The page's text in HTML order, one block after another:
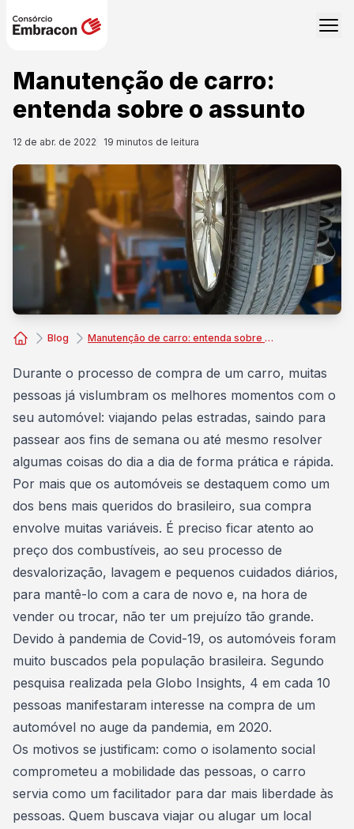
Manutenção de carro:
entenda sobre o assunto
12 de abr. de 2022 19 minutos de leitura
Blog Manutenção de carro: entenda sobre o assunto
Durante o processo de compra de um carro, muitas
pessoas já vislumbram os melhores momentos com o
seu automóvel: viajando pelas estradas, saindo para
passear aos fins de semana ou até mesmo resolver
algumas coisas do dia a dia de forma prática e rápida.
Por mais que os automóveis se destaquem como um
dos bens mais queridos do brasileiro, sua compra
envolve muitas variáveis. É preciso ficar atento ao
preço dos combustíveis, ao seu processo de
desvalorização, lavagem e pequenos cuidados diários,
para mantê-lo com a cara de novo e, na hora de
vender ou trocar, não ter um prejuízo tão grande.
Devido à pandemia de Covid-19, os automóveis foram
muito buscados pela população brasileira. Segundo
pesquisa realizada pela Globo Insights, 4 em cada 10
pessoas manifestaram interesse na compra de um
automóvel no auge da pandemia, em 2020.
Os motivos se justificam: como o isolamento social
comprometeu a mobilidade das pessoas, o carro
servia como um facilitador para dar mais liberdade às
pessoas. Quem buscava viajar ou alugar um local